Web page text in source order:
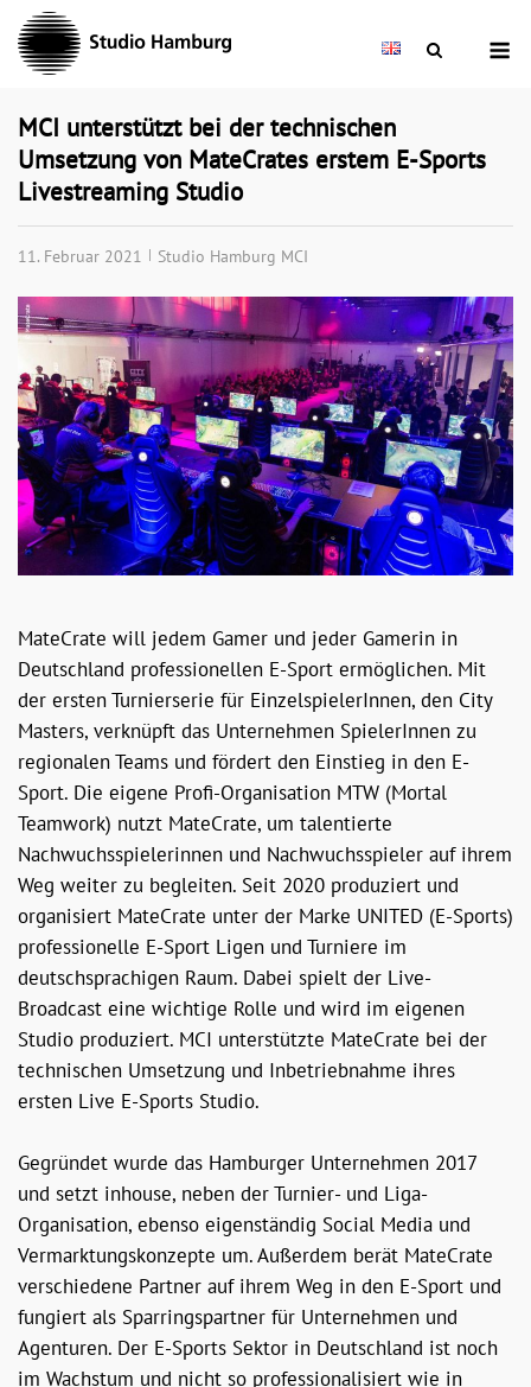
Skip
content
MCI unterstützt bei der technischen
Umsetzung von MateCrates erstem E-Sports
Livestreaming Studio
11. Februar 2021 Studio Hamburg MCI
MateCrate will jedem Gamer und jeder Gamerin in
Deutschland professionellen E-Sport ermöglichen. Mit
der ersten Turnierserie für EinzelspielerInnen, den City
Masters, verknüpft das Unternehmen SpielerInnen zu
regionalen Teams und fördert den Einstieg in den E-
Sport. Die eigene Profi-Organisation MTW (Mortal
Teamwork) nutzt MateCrate, um talentierte
Nachwuchsspielerinnen und Nachwuchsspieler auf ihrem
Weg weiter zu begleiten. Seit 2020 produziert und
organisiert MateCrate unter der Marke UNITED (E-Sports)
professionelle E-Sport Ligen und Turniere im
deutschsprachigen Raum. Dabei spielt der Live-
Broadcast eine wichtige Rolle und wird im eigenen
Studio produziert. MCI unterstützte MateCrate bei der
technischen Umsetzung und Inbetriebnahme ihres
ersten Live E-Sports Studio.
Gegründet wurde das Hamburger Unternehmen 2017
und setzt inhouse, neben der Turnier- und Liga-
Organisation, ebenso eigenständig Social Media und
Vermarktungskonzepte um. Außerdem berät MateCrate
verschiedene Partner auf ihrem Weg in den E-Sport und
fungiert als Sparringspartner für Unternehmen und
Agenturen. Der E-Sports Sektor in Deutschland ist noch
im Wachstum und nicht so professionalisiert wie in